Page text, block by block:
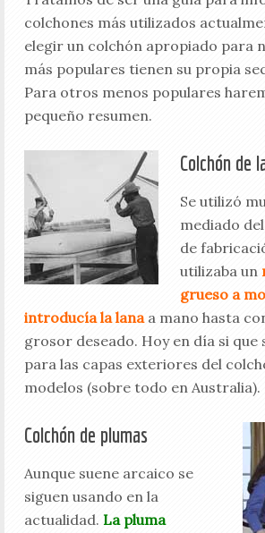
colchones más utilizados
elegir un colchón apropiado para
más populares tienen su propia
Para otros menos populares
pequeño resumen.
Colchón de
Se utilizó
mediado
de
utilizaba un
grueso a
introducía la lanaa mano hasta
grosor deseado. Hoy en día si que
para las capas exteriores del
modelos (sobre todo en Australia).
Colchón de plumas
Aunque suene arcaico se
siguen usando en la
actualidad. La pluma